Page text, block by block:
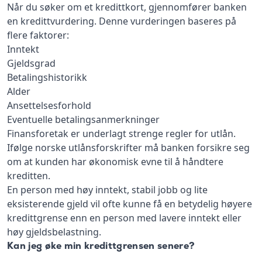
Når du søker om et kredittkort, gjennomfører banken
en kredittvurdering. Denne vurderingen baseres på
flere faktorer:
Inntekt
Gjeldsgrad
Betalingshistorikk
Alder
Ansettelsesforhold
Eventuelle betalingsanmerkninger
Finansforetak er underlagt strenge regler for utlån.
Ifølge norske utlånsforskrifter må banken forsikre seg
om at kunden har økonomisk evne til å håndtere
kreditten.
En person med høy inntekt, stabil jobb og lite
eksisterende gjeld vil ofte kunne få en betydelig høyere
kredittgrense enn en person med lavere inntekt eller
høy gjeldsbelastning.
Kan jeg øke min kredittgrensen senere?